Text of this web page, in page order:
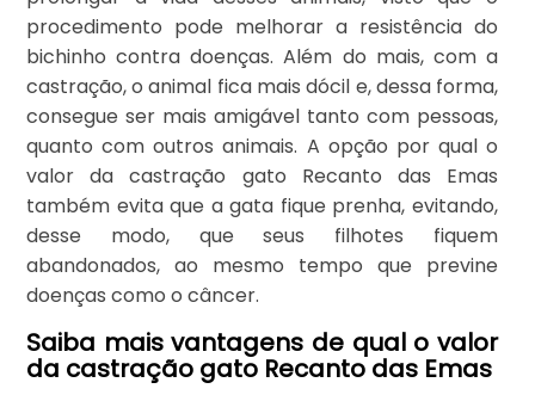
procedimento pode melhorar a resistência do
bichinho contra doenças. Além do mais, com a
castração, o animal fica mais dócil e, dessa forma,
consegue ser mais amigável tanto com pessoas,
quanto com outros animais. A opção por qual o
valor da castração gato Recanto das Emas
também evita que a gata fique prenha, evitando,
desse modo, que seus filhotes fiquem
abandonados, ao mesmo tempo que previne
doenças como o câncer.
Saiba mais vantagens de qual o valor
da castração gato Recanto das Emas